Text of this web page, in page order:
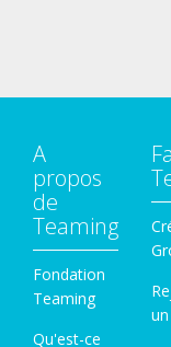
A
propos
de
Teaming
Fondation
Teaming
Qu'est-ce